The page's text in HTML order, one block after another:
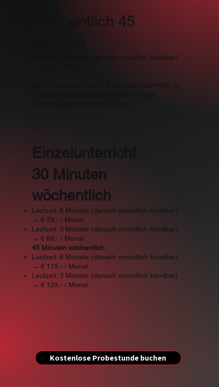
Wöchentlich 45
Laufzeit: 6 Monate (danach monatlich kündbar)
Bei Anmeldung (Einzel- & Gruppenunterricht) in
Einzelunterricht
30 Minuten
wöchentlich
Laufzeit: 6 Monate (danach monatlich kündbar)
→ € 79,- / Monat
Laufzeit: 3 Monate (danach monatlich kündbar)
→ € 89,- / Monat
45 Minuten wöchentlich
Laufzeit: 6 Monate (danach monatlich kündbar)
→ € 119,- / Monat
Laufzeit: 3 Monate (danach monatlich kündbar)
→ € 129,- / Monat
Kostenlose Probestunde buchen